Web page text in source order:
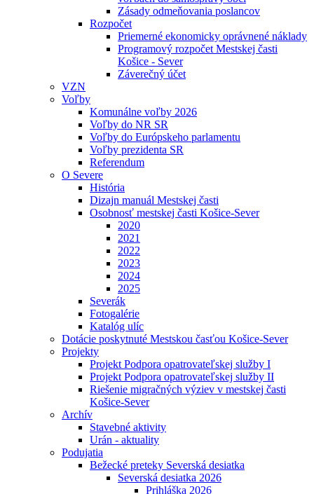
Zásady odmeňovania poslancov
Rozpočet
Priemerné ekonomicky oprávnené náklady
Programový rozpočet Mestskej časti
Košice - Sever
Záverečný účet
VZN
Voľby
Komunálne voľby 2026
Voľby do NR SR
Voľby do Európskeho parlamentu
Voľby prezidenta SR
Referendum
O Severe
História
Dizajn manuál Mestskej časti
Osobnosť mestskej časti Košice-Sever
2020
2021
2022
2023
2024
2025
Severák
Fotogalérie
Katalóg ulíc
Dotácie poskytnuté Mestskou časťou Košice-Sever
Projekty
Projekt Podpora opatrovateľskej služby I
Projekt Podpora opatrovateľskej služby II
Riešenie migračných výziev v mestskej časti
Košice-Sever
Archív
Stavebné aktivity
Urán - aktuality
Podujatia
Bežecké preteky Severská desiatka
Severská desiatka 2026
Prihláška 2026